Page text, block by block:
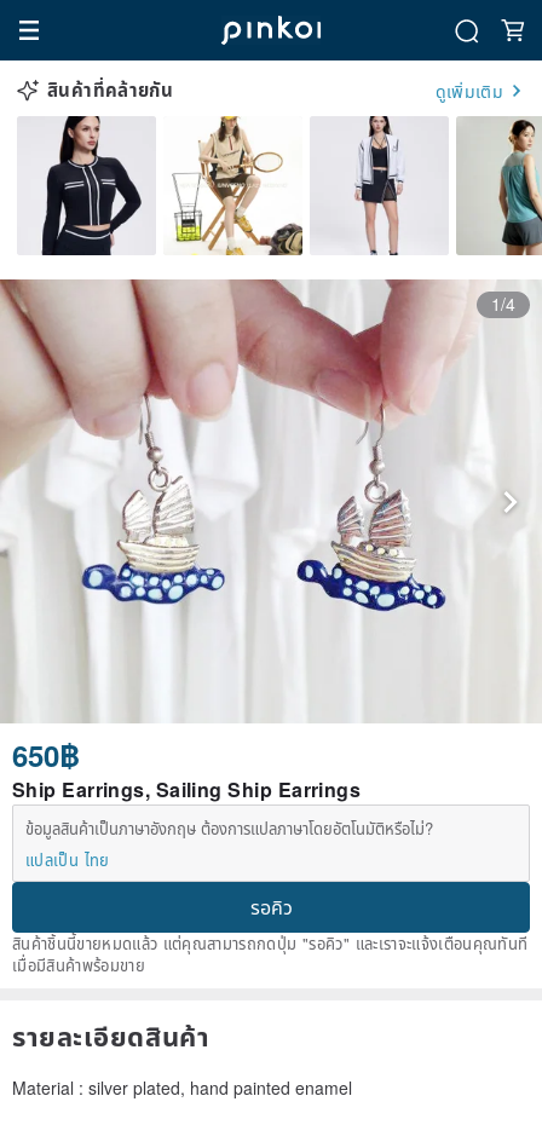
สินค้าที่คล้ายกัน ดูเพิ่มเติม
1/4
650฿
Ship Earrings, Sailing Ship Earrings
ข้อมูลสินค้าเป็นภาษาอังกฤษ ต้องการแปลภาษาโดยอัตโนมัติหรือไม่?
แปลเป็น ไทย
รอคิว
สินค้าชิ้นนี้ขายหมดแล้ว แต่คุณสามารถกดปุ่ม "รอคิว" และเราจะแจ้งเตือนคุณทันที
เมื่อมีสินค้าพร้อมขาย
รายละเอียดสินค้า
Material : silver plated, hand painted enamel